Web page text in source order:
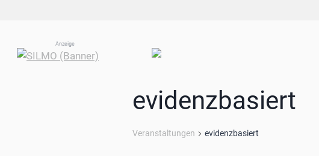
Anzeige
evidenzbasiert
Veranstaltungen evidenzbasiert